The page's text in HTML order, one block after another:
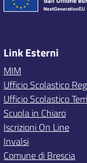
Link Esterni
MIM
Ufficio Scolastico
Ufficio Scolastico
Scuola in Chiaro
Iscrizioni On Line
Invalsi
Comune di Brescia